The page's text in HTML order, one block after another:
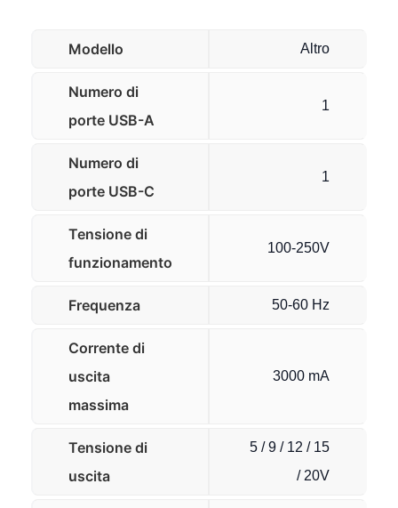
Modello Altro
Numero di
porte USB-A
1
Numero di
porte USB-C
1
Tensione di
funzionamento
100-250V
Frequenza 50-60 Hz
Corrente di
uscita
massima
3000 mA
Tensione di
uscita
5 / 9 / 12 / 15
/ 20V